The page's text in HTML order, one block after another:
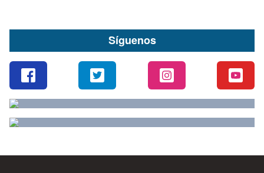
Síguenos